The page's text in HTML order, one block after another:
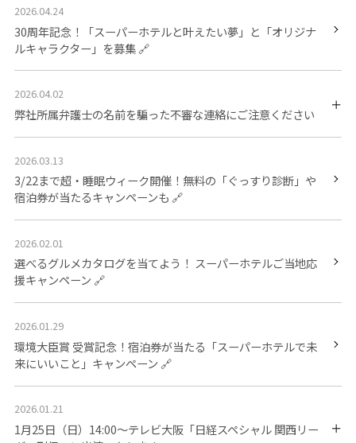
2026.04.24
30周年記念！「スーパーホテルと叶えたい夢」と「オリジナ
ルキャラクター」を募集
2026.04.02
弊社所属弁護士の名前を騙った不審な連絡にご注意ください
2026.03.13
3/22まで超・睡眠ウィーク開催！無料の「ぐっすり診断」や
宿泊券が当たるキャンペーンも
2026.02.01
選べるグルメカタログを当てよう！ スーパーホテルご当地応
援キャンペーン
2026.01.29
環境大臣賞 受賞記念！宿泊券が当たる「スーパーホテルで未
来にいいこと」キャンペーン
2026.01.21
1月25日（日）14:00～テレビ大阪「日経スペシャル 関西リー